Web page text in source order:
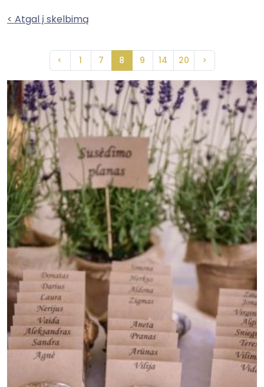
< Atgal į skelbimą
< 1 7 8 9 14 20 >